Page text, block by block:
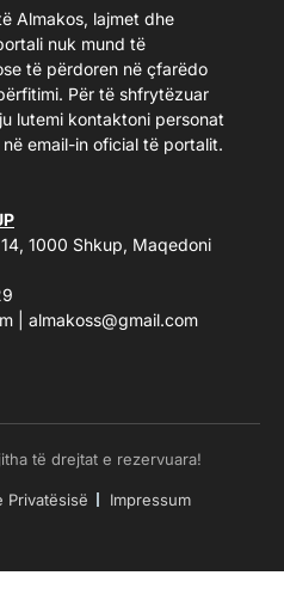
Almakos, lajmet dhe
nuk mund të
të përdoren në çfarëdo
Për të shfrytëzuar
lutemi kontaktoni personat
email-in oficial të portalit.
1000 Shkup, Maqedoni
almakoss@gmail.com
të drejtat e rezervuara!
Privatësisë Impressum